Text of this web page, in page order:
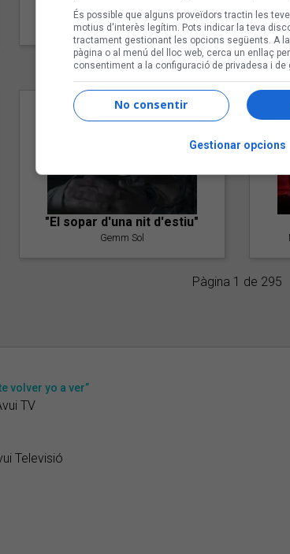
"Lo bueno y lo malo"
Carmen y María
"El sopar d'una nit d'estiu"
Gemm Sol
Pàgina 1 de 295
volver yo a ver”
TV
Televisió
És possible que alguns proveïdors tractin les
motius d'interès legítim. Pots indicar la teva
tractament gestionant les opcions següents. A
pàgina o al menú del lloc web, cerca un enllaç
consentiment a la configuració de privadesa i de
No consentir
Gestionar opcions